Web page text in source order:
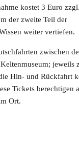
kostet 3 Euro
der zweite Teil der
weiter vertiefen.
zwischen
jeweils
Hin- und Rückfahrt
Tickets berechtigen
Ort.